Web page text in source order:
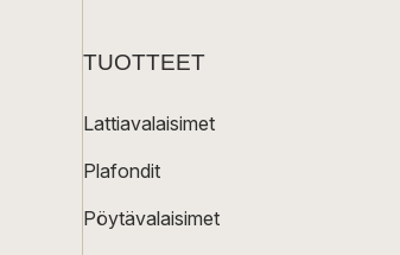
TUOTTEET
Lattiavalaisimet
Plafondit
Pöytävalaisimet